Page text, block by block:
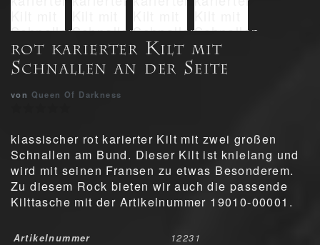
rot karierter Kilt mit
Schnallen an der Seite
von Queen Of Darkness
klassischer rot karierter Kilt mit zwei großen
Schnallen am Bund. Dieser Kilt ist knielang und
wird mit seinen Fransen zu etwas Besonderem.
Zu diesem Rock bieten wir auch die passende
Kilttasche mit der Artikelnummer 19010-00001.
Artikelnummer 12231